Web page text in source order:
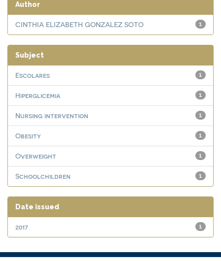
Author
1
CINTHIA ELIZABETH GONZALEZ SOTO
Subject
1
Escolares
1
Hiperglicemia
1
Nursing intervention
1
Obesity
1
Overweight
1
Schoolchildren
Date issued
1
2017